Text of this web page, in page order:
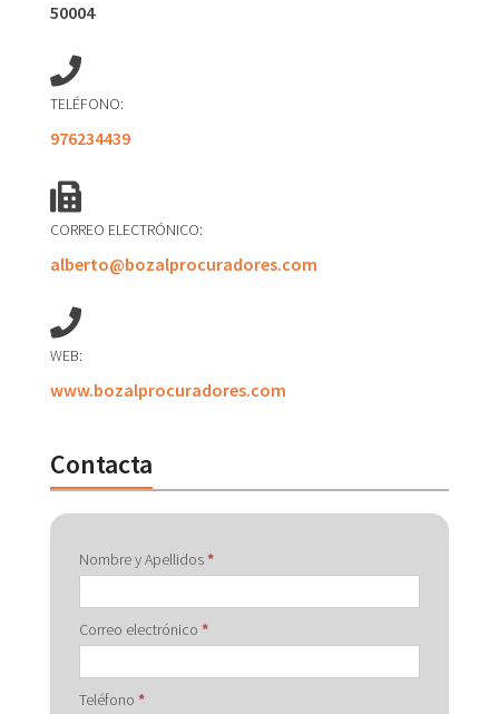
50004
TELÉFONO:
976234439
CORREO ELECTRÓNICO:
alberto@bozalprocuradores.com
WEB:
www.bozalprocuradores.com
Contacta
Contactar
con
Nombre y Apellidos*
Correo electrónico *
Teléfono *